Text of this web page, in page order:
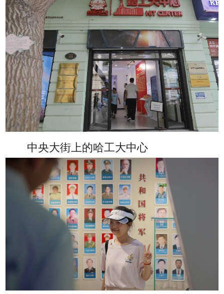
中央大街上的哈工大中心